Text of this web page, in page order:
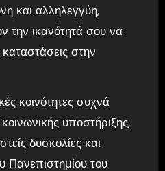
και αλληλεγγύη,
την ικανότητά σου να
καταστάσεις στην
κοινότητες συχνά
υποστήριξης,
δυσκολίες και
Πανεπιστημίου του